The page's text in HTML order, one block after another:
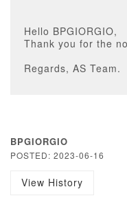
Hello BPGIORGIO,
Thank you for the
Regards, AS Team.
BPGIORGIO
POSTED: 2023-06-16
View History